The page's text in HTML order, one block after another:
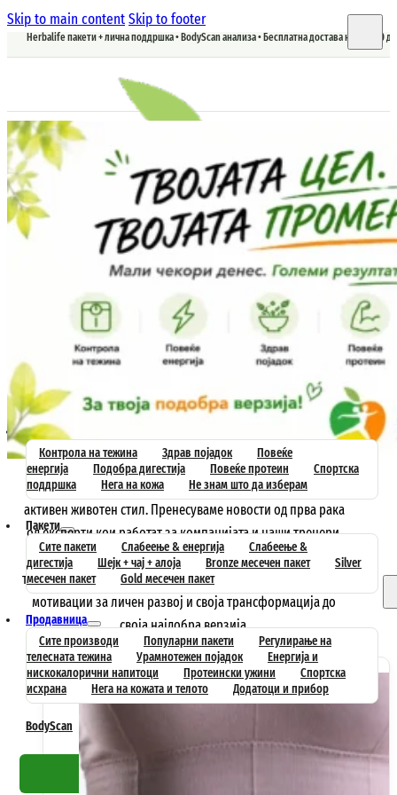
Skip to main contentSkip to footer
Herbalife пакети + лична поддршка • BodyScan анализа • Бесплатна достава над 5.900
Почетна
Постигни цел
Контрола на тежина
Здрав појадок
Повеќе
енергија
Подобра дигестија Повеќе протеин
Спортска
поддршка
Нега на кожа Не знам што да изберам
Пакети
Сите пакети
Слабеење & енергија
Слабеење &
дигестија
Шејк + чај + алоја Bronze месечен пакет
Silver
месечен пакет
Gold месечен пакет
Продавница
Сите производи
Популарни пакети
Регулирање на
телесната тежина
Урамнотежен појадок
Енергија и
нискокалорични напитоци
Протеински ужини
Спортска
исхрана
Нега на кожата и телото Додатоци и прибор
BodyScan
Редовно објавуваме текстови за исхраната и здравиот и
активен животен стил. Пренесуваме новости од прва рака
од експерти кои работат за компанијата и наши тренери.
Тука се рецепти за здрави оброци, успешни приказни за
трансформации на наши клиенти и безброј инспирации и
мотивации за личен развој и своја трансформација до
своја најдобра верзија.